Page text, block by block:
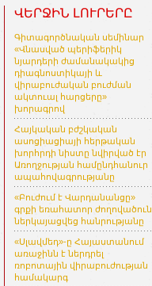
ՎԵՐՋԻՆ ԼՈՒՐԵՐԸ
Գիտագործնական սեմինար
«Վնասված պերիֆերիկ
նյարդերի ժամանակակից
դիագնոստիկայի և
վիրաբուժական բուժման
ակտուալ հարցերը»
խորագրով
Հայկական բժշկական
ասոցիացիայի հերթական
խորհրդի նիստը նվիրված էր
Առողջության համընդհանուր
ապահովագրությանը
«Բուժում է Վարդանանցը»
գրքի եռահատոր ժողովածուն
ներկայացվեց հանրությանը
«Սլավմեդ»-ը Հայաստանում
առաջինն է ներդրել
ռոբոտային վիրաբուժության
համակարգ